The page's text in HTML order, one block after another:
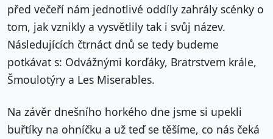
před večeří nám jednotlivé oddíly zahrály scénky o
tom, jak vznikly a vysvětlily tak i svůj název.
Následujících čtrnáct dnů se tedy budeme
potkávat s: Odvážnými korďáky, Bratrstvem krále,
Šmoulotýry a Les Miserables.
Na závěr dnešního horkého dne jsme si upekli
buřtíky na ohníčku a už teď se těšíme, co nás čeká